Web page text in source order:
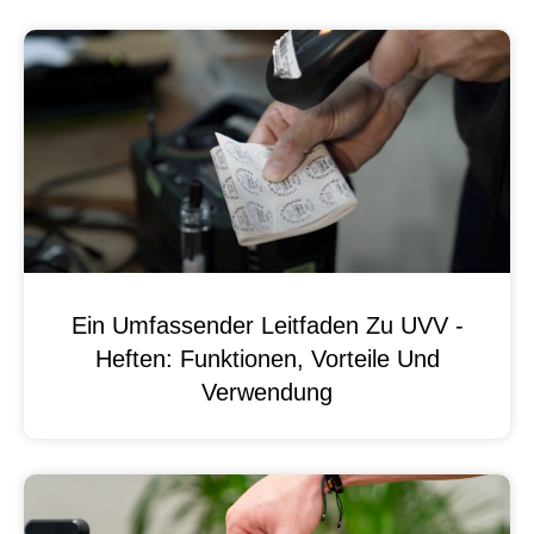
Ein Umfassender Leitfaden Zu UVV -
Heften: Funktionen, Vorteile Und
Verwendung